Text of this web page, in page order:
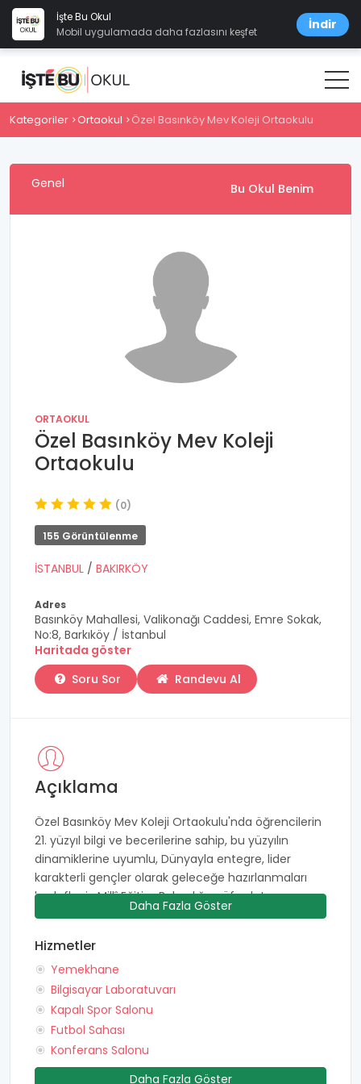
İşte Bu Okul
Mobil uygulamada daha fazlasını keşfet
İndir
Kategoriler Ortaokul Özel Basınköy Mev Koleji Ortaokulu
Genel Bu Okul Benim
ORTAOKUL
Özel Basınköy Mev Koleji
Ortaokulu
(0)
155 Görüntülenme
İSTANBUL / BAKIRKÖY
Adres
Basınköy Mahallesi, Valikonağı Caddesi, Emre Sokak,
No:8, Barkıköy / İstanbul
Haritada göster
Soru Sor
Randevu Al
Açıklama
Özel Basınköy Mev Koleji Ortaokulu'nda öğrencilerin
21. yüzyıl bilgi ve becerilerine sahip, bu yüzyılın
dinamiklerine uyumlu, Dünyayla entegre, lider
karakterli gençler olarak geleceğe hazırlanmaları
hedeflenir. Millî Eğitim Bakanlığı müfredatına uygun
biçimde geliştirilen, güncellenen ve ileriye taşınan
ulusal sınav başarılarını en üst düzeye taşırken;
sosyal, kültürel, sanatsal ve sportif alanlarda da
gerekli tüm imkân ve desteği sağlayarak bedenen,
zihnen ve ruhen sağlıklı, yaratıcı ve üretken bireyler
olarak yetişmeleri hedeflenir. Özel Basınköy Mev
Koleji Ortaokulu öğrencilerinin ulusal sınavlara
hazırlanmaları amacıyla, hafta içi, ders saatleri
Daha Fazla Göster
Hizmetler
Yemekhane
Bilgisayar Laboratuvarı
Kapalı Spor Salonu
Futbol Sahası
Konferans Salonu
Daha Fazla Göster